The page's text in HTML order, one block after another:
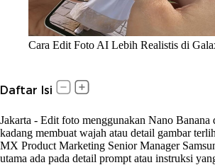
Cara Edit Foto AI Lebih Realistis di
Daftar Isi
Jakarta - Edit foto menggunakan Nano
kadang membuat wajah atau detail gambar
MX Product Marketing Senior Manager
utama ada pada detail prompt atau instruksi